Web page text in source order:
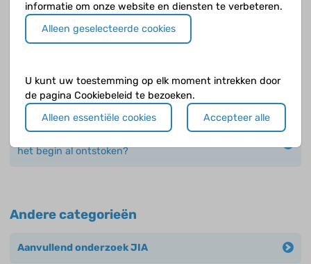
JIA?
Welke klachten heb je bij artritis met enthesitis?
Welke typen JIA bestaan er?
het begin al ontstoken?
Andere categorieën
Aanvullend onderzoek JIA
informatie om onze website en diensten te verbeteren.
Alleen geselecteerde cookies
U kunt uw toestemming op elk moment intrekken door
de pagina Cookiebeleid te bezoeken.
Alleen essentiële cookies
Accepteer alle